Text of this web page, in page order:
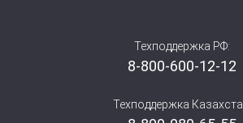
Техподдержка РФ:
8-800-600-12-12
Техподдержка